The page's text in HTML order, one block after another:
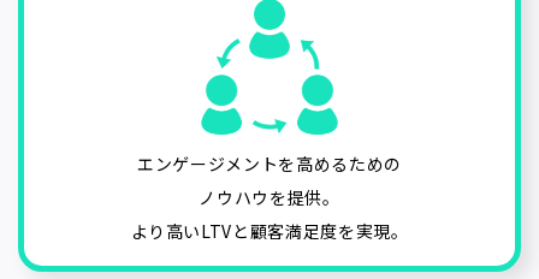
エンゲージメントを高めるための
ノウハウを提供。
より高いLTVと顧客満足度を実現。